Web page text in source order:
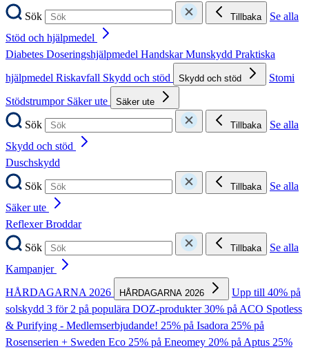
Sök
Tillbaka
Se alla
Stöd och hjälpmedel
Diabetes Doseringshjälpmedel HandskarMunskydd Praktiska
hjälpmedel Riskavfall Skydd och stöd Skydd och stöd
Stomi
Stödstrumpor Säker ute Säker ute
Sök Tillbaka
Se alla
Skydd och stöd
Duschskydd
Sök
Tillbaka
Se alla
Säker ute
ReflexerBroddar
Sök
Tillbaka
Se alla
Kampanjer
HÅRDAGARNA 2026
HÅRDAGARNA 2026
Upp till 40% på
solskydd 3 för 2 på populära DOZ-produkter30% på ACO Spotless
& Purifying - Medlemserbjudande! 25% på Isadora 25% på
Rosenserien + Sweden Eco 25% på Eneomey 20% på Aptus 25%